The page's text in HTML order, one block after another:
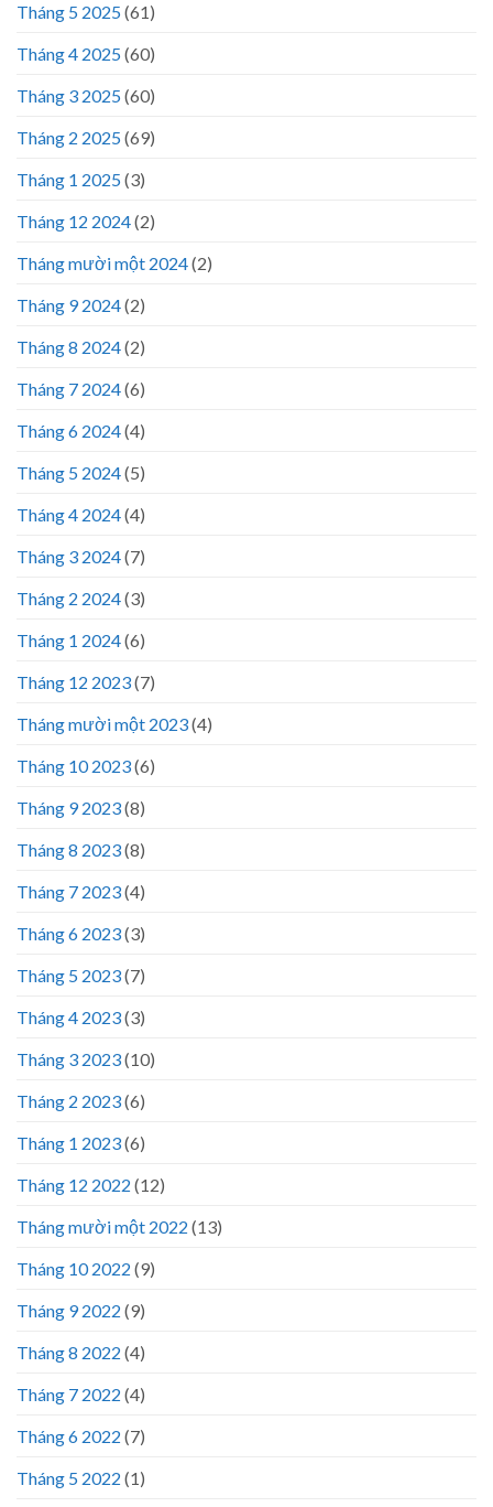
Tháng 5 2025(61)
Tháng 4 2025(60)
Tháng 3 2025(60)
Tháng 2 2025(69)
Tháng 1 2025(3)
Tháng 12 2024(2)
Tháng mười một 2024(2)
Tháng 9 2024(2)
Tháng 8 2024(2)
Tháng 7 2024(6)
Tháng 6 2024(4)
Tháng 5 2024(5)
Tháng 4 2024(4)
Tháng 3 2024(7)
Tháng 2 2024(3)
Tháng 1 2024(6)
Tháng 12 2023(7)
Tháng mười một 2023(4)
Tháng 10 2023(6)
Tháng 9 2023(8)
Tháng 8 2023(8)
Tháng 7 2023(4)
Tháng 6 2023(3)
Tháng 5 2023(7)
Tháng 4 2023(3)
Tháng 3 2023(10)
Tháng 2 2023(6)
Tháng 1 2023(6)
Tháng 12 2022 (12)
Tháng mười một 2022 (13)
Tháng 10 2022 (9)
Tháng 9 2022 (9)
Tháng 8 2022 (4)
Tháng 7 2022 (4)
Tháng 6 2022 (7)
Tháng 5 2022 (1)